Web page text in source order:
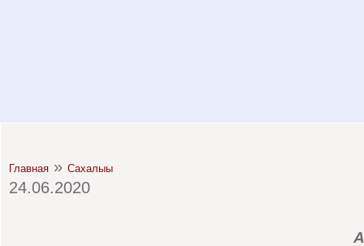
Главная » Сахалыы
24.06.2020